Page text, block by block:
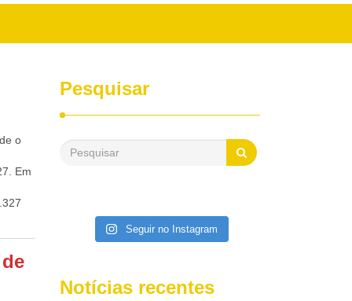
o
Em
e
Pesquisar
Seguir no Instagram
Notícias recentes